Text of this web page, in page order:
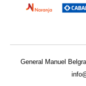
General Manuel